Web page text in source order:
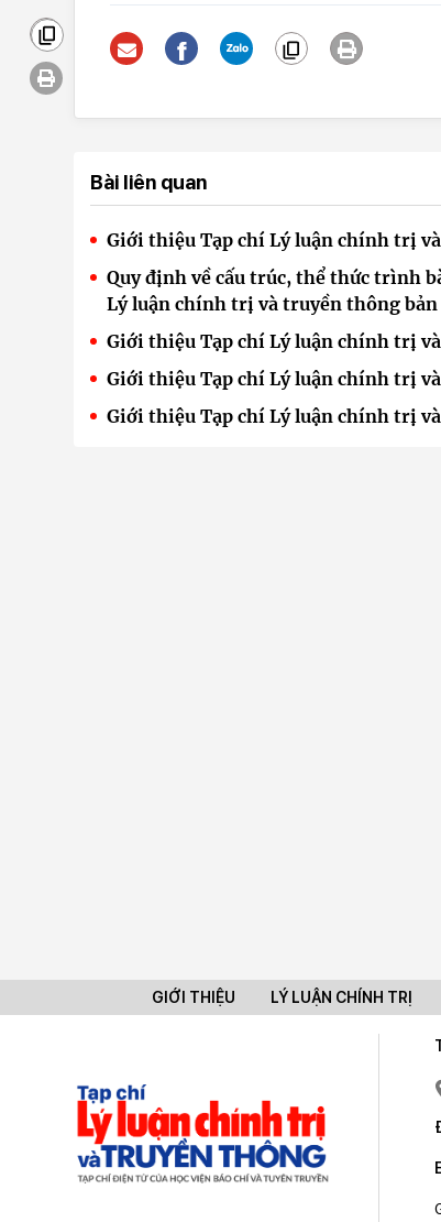
Bài liên quan
Giới thiệu Tạp chí Lý luận chính trị
Quy định về cấu trúc, thể thức trình
Lý luận chính trị và truyền thông
Giới thiệu Tạp chí Lý luận chính trị
Giới thiệu Tạp chí Lý luận chính trị
Giới thiệu Tạp chí Lý luận chính trị
GIỚI THIỆU LÝ LUẬN CHÍNH TRỊ